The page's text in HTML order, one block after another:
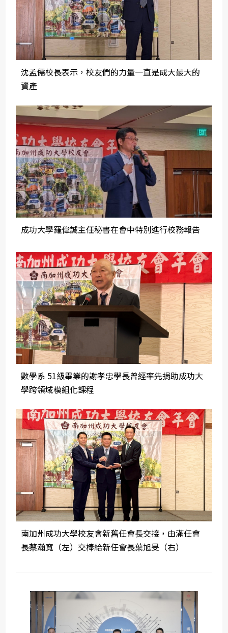
沈孟儒校長表示，校友們的力量一直是成大最大的
資產
成功大學羅偉誠主任秘書在會中特別進行校務報告
數學系 51級畢業的謝孝忠學長曾經率先捐助成功大
學跨領域模組化課程
南加州成功大學校友會新舊任會長交接，由滿任會
長蔡瀚寬（左）交棒給新任會長葉旭旻（右）